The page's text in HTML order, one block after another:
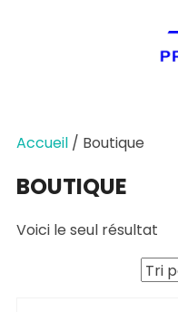
Accueil/ Boutique
BOUTIQUE
Voici le seul résultat